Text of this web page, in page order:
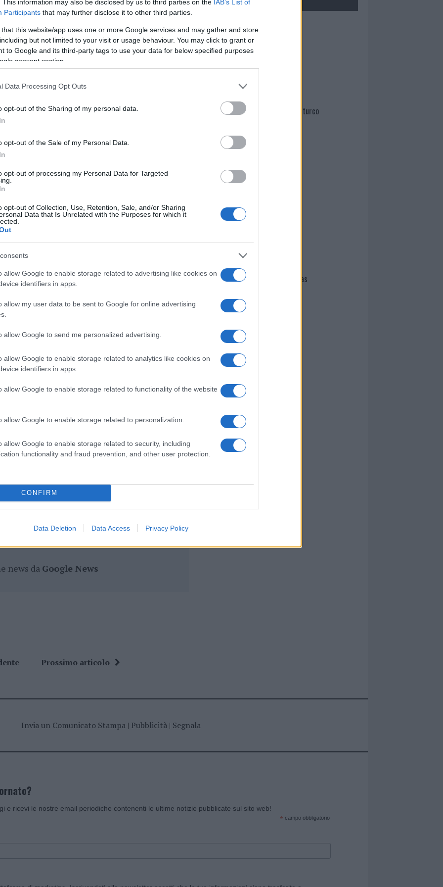
This information may also be disclosed by us to third parties on the IAB’s List of
Participants that may further disclose it to other third parties.
that this website/app uses one or more Google services and may gather and store
but not limited to your visit or usage behaviour. You may click to grant or
to Google and its third-party tags to use your data for below specified purposes
consent section.
Data Processing Opt Outs
opt-out of the Sharing of my personal data.
opt-out of the Sale of my Personal Data.
opt-out of processing my Personal Data for Targeted
opt-out of Collection, Use, Retention, Sale, and/or Sharing
Data that Is Unrelated with the Purposes for which it
allow Google to enable storage related to advertising like cookies on
identifiers in apps.
allow my user data to be sent to Google for online advertising
allow Google to send me personalized advertising.
allow Google to enable storage related to analytics like cookies on
identifiers in apps.
allow Google to enable storage related to functionality of the website
allow Google to enable storage related to personalization.
allow Google to enable storage related to security, including
functionality and fraud prevention, and other user protection.
CONFIRM
Data Deletion Data Access Privacy Policy
tra i 40 e i 50 anni. Nonostante le
saranno reintegrati nel settore, a meno che
l’Isola”.
di Olbia,Settimo Nizzi
azione politica necessariaper fare in
in qualche modo. Anche sollecitando le
o quelle che attualmente operano nel
delle opportunità adeguate. “Vi direi
– ma faremo quanto ci permetterà, non
dei nostri rappresentanti politici a
anche un’occasione importante nel
elezioni regionali ed europee e non
di far assumere questo importante
nella sezione
Comunale Olbia
i tuoi video e le tue foto
+39 345 356 7512
di GalluraOggi.it
news da Google News
Prossimo articolo
Mario Malu
Paolo Pinna
Martina Agostina Diturco
Giovannimaria Cabras
Invia un Comunicato Stampa| Pubblicità| Segnala
e ricevi le nostre email periodiche contenenti le ultime notizie pubblicate sul sito web!
* campo obbligatorio